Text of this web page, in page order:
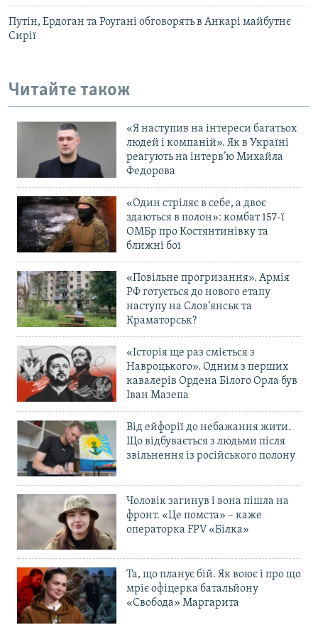
Путін, Ердоган та Роугані обговорять в Анкарі майбутнє
Сирії
Читайте також
«Я наступив на інтереси багатьох
людей і компаній». Як в Україні
реагують на інтерв’ю Михайла
Федорова
«Один стріляє в себе, а двоє
здаються в полон»: комбат 157-ї
ОМБр про Костянтинівку та
ближні бої
«Повільне прогризання». Армія
РФ готується до нового етапу
наступу на Слов’янськ та
Краматорськ?
«Історія ще раз сміється з
Навроцького». Одним з перших
кавалерів Ордена Білого Орла був
Іван Мазепа
Від ейфорії до небажання жити.
Що відбувається з людьми після
звільнення із російського полону
Чоловік загинув і вона пішла на
фронт. «Це помста» – каже
операторка FPV «Білка»
Та, що планує бій. Як воює і про що
мріє офіцерка батальйону
«Свобода» Маргарита